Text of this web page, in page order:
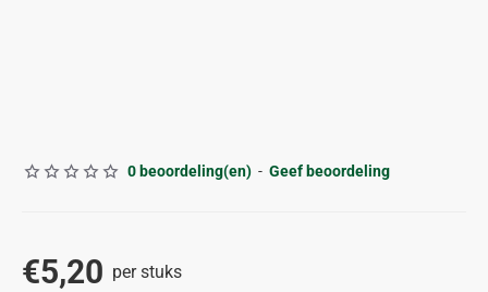
0 beoordeling(en) - Geef beoordeling
€5,20 per stuks